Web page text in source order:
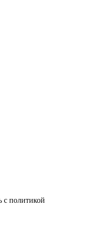
с политикой